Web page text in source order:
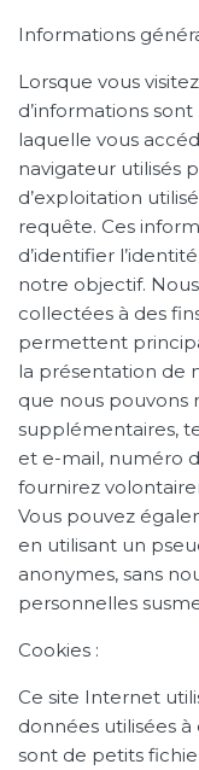
Informations
Lorsque vous
d’informations
laquelle vous
navigateur utilisés
d’exploitation
requête. Ces
d’identifier
notre objectif.
collectées à des
permettent
la présentation de
que nous pouvons
supplémentaires,
et e-mail, numéro
fournirez
Vous pouvez
en utilisant un
anonymes, sans
personnelles
Cookies :
Ce site Internet
données utilisées à
sont de petits